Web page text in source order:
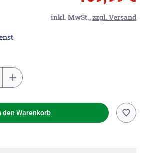
inkl. MwSt.,zzgl. Versand
den Warenkorb